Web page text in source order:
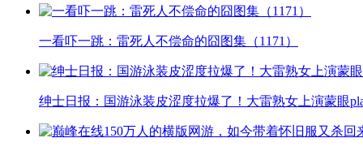
一看吓一跳：雷死人不偿命的囧图集（1171）
绅士日报：国游泳装皮涩度拉爆了！大雷熟女上演蒙眼